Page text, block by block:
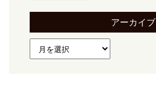
アーカイブ